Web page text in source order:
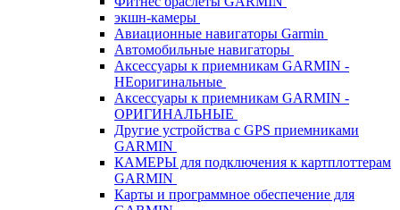
экшн-камеры
Авиационные навигаторы Garmin
Автомобильные навигаторы
Аксессуары к приемникам GARMIN -
НЕоригинальные
Аксессуары к приемникам GARMIN -
ОРИГИНАЛЬНЫЕ
Другие устройства с GPS приемниками
GARMIN
КАМЕРЫ для подключения к картплоттерам
GARMIN
Карты и программное обеспечение для